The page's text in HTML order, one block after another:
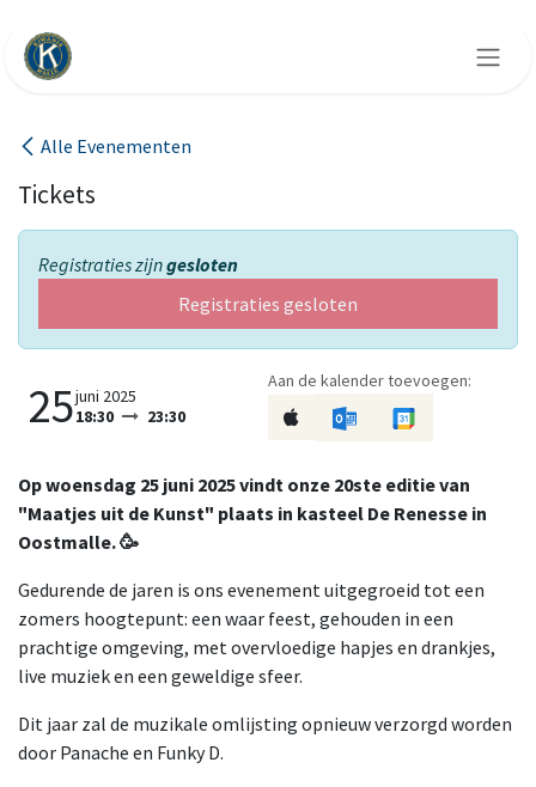
Alle Evenementen
Tickets
Registraties zijngesloten
Registraties gesloten
25juni 2025
18:30
23:30
Aan de kalender toevoegen:
Op woensdag 25 juni 2025 vindt onze 20ste editie van
"Maatjes uit de Kunst" plaats in kasteel De Renesse in
Oostmalle. 🥳
Gedurende de jaren is ons evenement uitgegroeid tot een
zomers hoogtepunt: een waar feest, gehouden in een
prachtige omgeving, met overvloedige hapjes en drankjes,
live muziek en een geweldige sfeer.
Dit jaar zal de muzikale omlijsting opnieuw verzorgd worden
door Panache en Funky D.